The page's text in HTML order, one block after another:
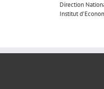
Direction
Institut